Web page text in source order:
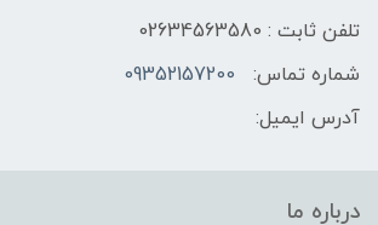
تلفن ثابت : 02634563580
شماره تماس:
09352157200
آدرس ایمیل:
درباره ما